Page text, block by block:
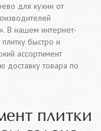
для кухни от
В нашем интернет-
быстро и
ассортимент
доставку товара по
плитки